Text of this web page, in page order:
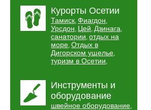
Курорты Осетии
Тамиск, Фиагдон,
Урсдон, Цей, Дзинага,
санатории, отдых на
море, Отдых в
Дигорском ущелье,
туризм в Осетии,
Инструменты и
оборудование
швейное оборудование,